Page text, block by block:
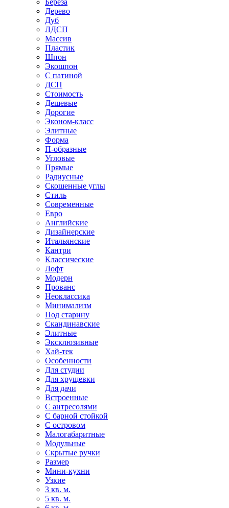
Береза
Дерево
Дуб
ЛДСП
Массив
Пластик
Шпон
Экошпон
С патиной
ДСП
Стоимость
Дешевые
Дорогие
Эконом-класс
Элитные
Форма
П-образные
Угловые
Прямые
Радиусные
Скошенные углы
Стиль
Современные
Евро
Английские
Дизайнерские
Итальянские
Кантри
Классические
Лофт
Модерн
Прованс
Неоклассика
Минимализм
Под старину
Скандинавские
Элитные
Эксклюзивные
Хай-тек
Особенности
Для студии
Для хрущевки
Для дачи
Встроенные
С антресолями
С барной стойкой
С островом
Малогабаритные
Модульные
Скрытые ручки
Размер
Мини-кухни
Узкие
3 кв. м.
5 кв. м.